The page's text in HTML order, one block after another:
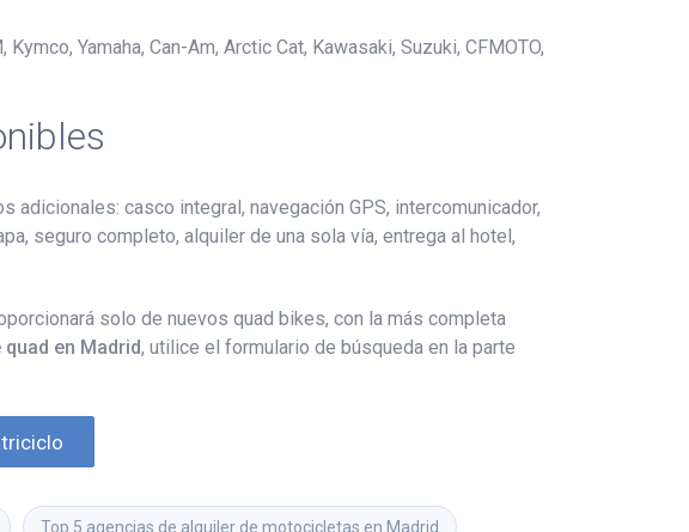
Yamaha, Can-Am, Arctic Cat, Kawasaki, Suzuki, CFMOTO,
casco integral, navegación GPS, intercomunicador,
seguro completo, alquiler de una sola vía, entrega al hotel,
solo de nuevos quad bikes, con la más completa
quad en Madrid, utilice el formulario de búsqueda en la parte
Top 5 agencias de alquiler de motocicletas en Madrid